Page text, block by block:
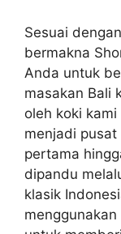
Sesuai
bermakna
Anda untuk
masakan Bali
oleh koki
menjadi
pertama
dipandu
klasik